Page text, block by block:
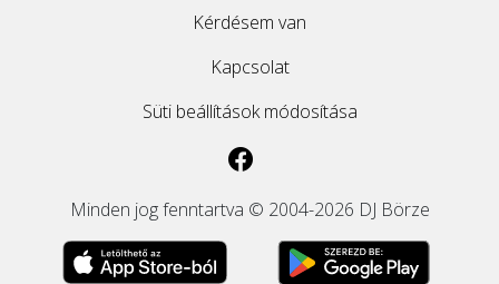
Kérdésem van
Kapcsolat
Süti beállítások módosítása
Minden jog fenntartva © 2004-2026 DJ Börze